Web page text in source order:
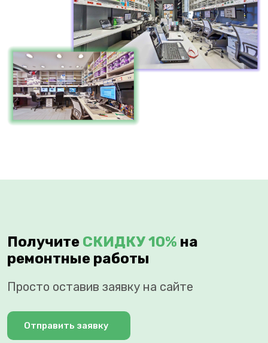
Получите СКИДКУ 10% на
ремонтные работы
Просто оставив заявку на сайте
Отправить заявку